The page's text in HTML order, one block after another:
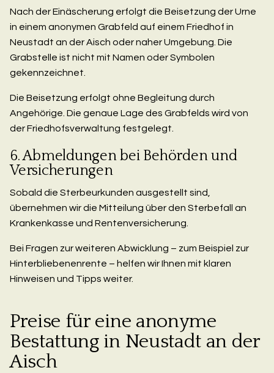
Nach der Einäscherung erfolgt die Beisetzung der Urne
in einem anonymen Grabfeld auf einem Friedhof in
Neustadt an der Aisch oder naher Umgebung. Die
Grabstelle ist nicht mit Namen oder Symbolen
gekennzeichnet.
Die Beisetzung erfolgt ohne Begleitung durch
Angehörige. Die genaue Lage des Grabfelds wird von
der Friedhofsverwaltung festgelegt.
6. Abmeldungen bei Behörden und
Versicherungen
Sobald die Sterbeurkunden ausgestellt sind,
übernehmen wir die Mitteilung über den Sterbefall an
Krankenkasse und Rentenversicherung.
Bei Fragen zur weiteren Abwicklung – zum Beispiel zur
Hinterbliebenenrente – helfen wir Ihnen mit klaren
Hinweisen und Tipps weiter.
Preise für eine anonyme
Bestattung in Neustadt an der
Aisch